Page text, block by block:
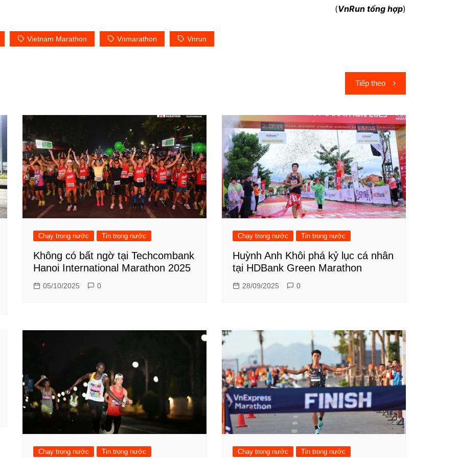
(VnRun tổng hợp)
Vietnam Marathon Vnmarathon Vnrun
Tiếp theo
Chạy trong nước Tin trong nước
Không có bất ngờ tại Techcombank
Hanoi International Marathon 2025
05/10/2025 0
Chạy trong nước Tin trong nước
Huỳnh Anh Khôi phá kỷ lục cá nhân
tại HDBank Green Marathon
28/09/2025 0
Chạy trong nước Tin trong nước Chạy trong nước Tin trong nước